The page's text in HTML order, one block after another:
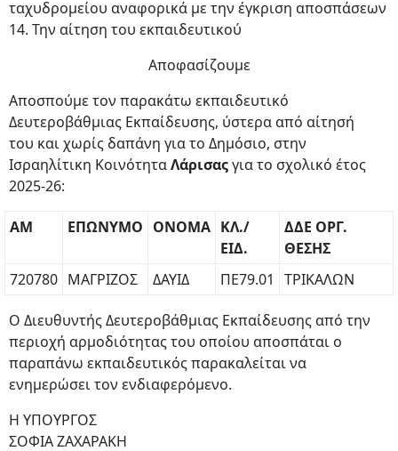
ταχυδρομείου αναφορικά με την έγκριση αποσπάσεων
14. Την αίτηση του εκπαιδευτικού
Αποφασίζουμε
Αποσπούμε τον παρακάτω εκπαιδευτικό
Δευτεροβάθμιας Εκπαίδευσης, ύστερα από αίτησή
του και χωρίς δαπάνη για το Δημόσιο, στην
Ισραηλίτικη ΚοινότηταΛάρισαςγια το σχολικό έτος
2025-26:
AM ΕΠΩΝΥΜΟ ΟΝΟΜΑ ΚΛ./
ΕΙΔ.
ΔΔΕ ΟΡΓ.
ΘΕΣΗΣ
720780 ΜΑΓΡΙΖΟΣ ΔΑΥΙΔ ΠΕ79.01 ΤΡΙΚΑΛΩΝ
Ο Διευθυντής Δευτεροβάθμιας Εκπαίδευσης από την
περιοχή αρμοδιότητας του οποίου αποσπάται ο
παραπάνω εκπαιδευτικός παρακαλείται να
ενημερώσει τον ενδιαφερόμενο.
Η ΥΠΟΥΡΓΟΣ
ΣΟΦΙΑ ΖΑΧΑΡΑΚΗ